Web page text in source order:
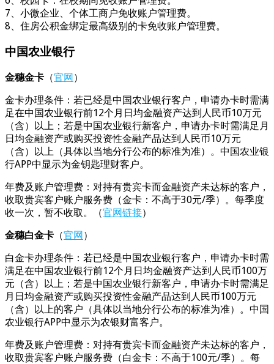
7、小微企业、个体工商户免收账户管理费。
8、住房公积金绑定最高级别的卡免收账户管理费。
中国农业银行
金穗金卡 （官网）
金卡办理条件：若已经是中国农业银行客户，申请办卡时需满
足在中国农业银行前12个月日均金融资产达到人民币10万元
（含）以上；若是中国农业银行新客户，申请办卡时需满足月
日均金融资产或购买投资性金融产品达到人民币10万元
（含）以上（具体以当地分行公布的标准为准）。中国农业银
行APP中显示为金钥匙理财客户。
年费及账户管理费：对持有贵宾卡而金融资产未达标的客户，
收取贵宾客户账户服务费（金卡：不高于30元/季）。每季度
收一次，暂不收取。（官网链接）
金穗白金卡 （官网）
白金卡办理条件：若已经是中国农业银行客户，申请办卡时需
满足在中国农业银行前12个月日均金融资产达到人民币100万
元（含）以上；若是中国农业银行新客户，申请办卡时需满足
月日均金融资产或购买投资性金融产品达到人民币100万元
（含）以上的客户（具体以当地分行公布的标准为准）。中国
农业银行APP中显示为农银财富客户。
年费及账户管理费：对持有贵宾卡而金融资产未达标的客户，
收取贵宾客户账户服务费（白金卡：不高于100元/季）。每